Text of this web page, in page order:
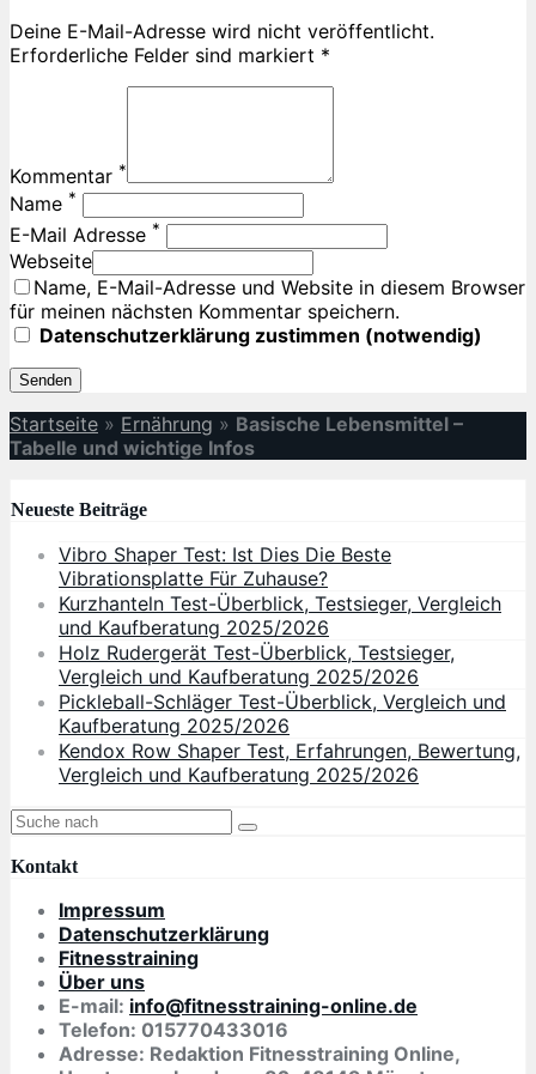
Deine E-Mail-Adresse wird nicht veröffentlicht.
Erforderliche Felder sind markiert *
Kommentar *
Name *
E-Mail Adresse *
Webseite
Name, E-Mail-Adresse und Website in diesem Browser
für meinen nächsten Kommentar speichern.
Datenschutzerklärung zustimmen (notwendig)
Startseite » Ernährung » Basische Lebensmittel –
Tabelle und wichtige Infos
Neueste Beiträge
Vibro Shaper Test: Ist Dies Die Beste
Vibrationsplatte Für Zuhause?
Kurzhanteln Test-Überblick, Testsieger, Vergleich
und Kaufberatung 2025/2026
Holz Rudergerät Test-Überblick, Testsieger,
Vergleich und Kaufberatung 2025/2026
Pickleball-Schläger Test-Überblick, Vergleich und
Kaufberatung 2025/2026
Kendox Row Shaper Test, Erfahrungen, Bewertung,
Vergleich und Kaufberatung 2025/2026
Kontakt
Impressum
Datenschutzerklärung
Fitnesstraining
Über uns
E-mail: info@fitnesstraining-online.de
Telefon: 015770433016
Adresse: Redaktion Fitnesstraining Online,